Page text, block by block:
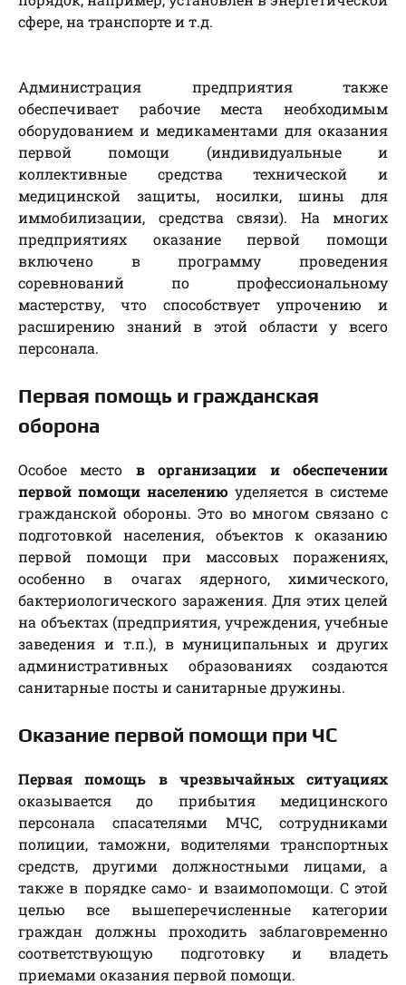
сфере, на транспорте и т.д.
Администрация предприятия также
обеспечивает рабочие места необходимым
оборудованием и медикаментами для оказания
первой помощи (индивидуальные и
коллективные средства технической и
медицинской защиты, носилки, шины для
иммобилизации, средства связи). На многих
предприятиях оказание первой помощи
включено в программу проведения
соревнований по профессиональному
мастерству, что способствует упрочению и
расширению знаний в этой области у всего
персонала.
Первая помощь и гражданская
оборона
Особое место в организации и обеспечении
первой помощи населению уделяется в системе
гражданской обороны. Это во многом связано с
подготовкой населения, объектов к оказанию
первой помощи при массовых поражениях,
особенно в очагах ядерного, химического,
бактериологического заражения. Для этих целей
на объектах (предприятия, учреждения, учебные
заведения и т.п.), в муниципальных и других
административных образованиях создаются
санитарные посты и санитарные дружины.
Оказание первой помощи при ЧС
Первая помощь в чрезвычайных ситуациях
оказывается до прибытия медицинского
персонала спасателями МЧС, сотрудниками
полиции, таможни, водителями транспортных
средств, другими должностными лицами, а
также в порядке само- и взаимопомощи. С этой
целью все вышеперечисленные категории
граждан должны проходить заблаговременно
соответствующую подготовку и владеть
приемами оказания первой помощи.